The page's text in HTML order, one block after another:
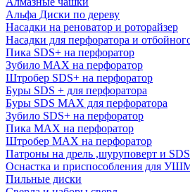
Альфа Диски по дереву
Насадки на реноватор и роторайзер
Насадки для перфоратора и
Пика SDS+ на перфоратор
Зубило MAX на перфоратор
Штробер SDS+ на перфоратор
Буры SDS + для перфоратора
Буры SDS MAX для перфоратора
Зубило SDS+ на перфоратор
Пика MAX на перфоратор
Штробер MAX на перфоратор
Патроны на дрель ,шуруповерт и
Оснастка и приспособления для
Пильные диски